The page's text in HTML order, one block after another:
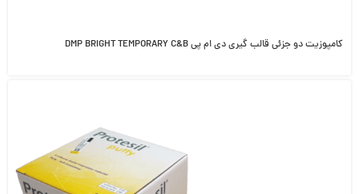
کامپوزیت دو جزئی قالب گیری دی ام پی DMP BRIGHT TEMPORARY C&B